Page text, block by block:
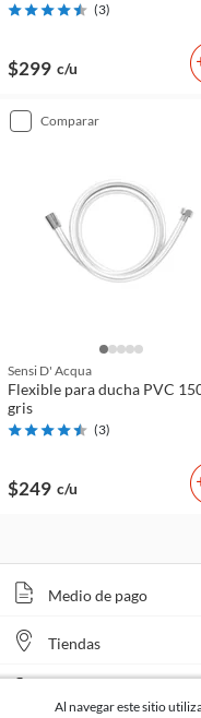
(3)
$299 c/u
comparar
Sensi D' Acqua
Flexible para ducha PVC
gris
(3)
$249 c/u
Medio de pago
Tiendas
Al navegar este sitio